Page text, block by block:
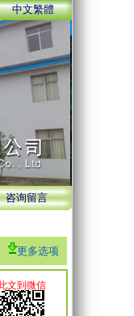
中文繁體
咨询留言
更多选项